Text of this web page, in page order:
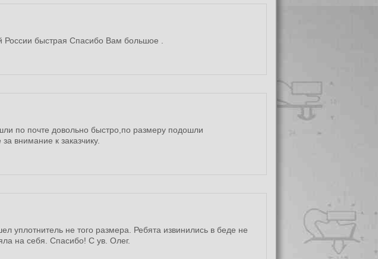
России быстрая Спасибо Вам большое .
по почте довольно быстро,по размеру подошли
внимание к заказчику.
уплотнитель не того размера. Ребята извинились в беде не
на себя. Спасибо! С ув. Олег.